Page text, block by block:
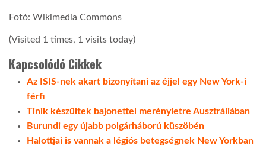
Fotó: Wikimedia Commons
(Visited 1 times, 1 visits today)
Kapcsolódó Cikkek
Az ISIS-nek akart bizonyítani az éjjel egy New York-i
férfi
Tinik készültek bajonettel merényletre Ausztráliában
Burundi egy újabb polgárháború küszöbén
Halottjai is vannak a légiós betegségnek New Yorkban